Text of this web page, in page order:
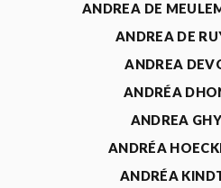
ANDREA DE
ANDREA DE
ANDREA
ANDRÉA
ANDREA
ANDRÉA
ANDRÉA